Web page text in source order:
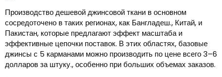
Производство дешевой джинсовой ткани в основном
сосредоточено в таких регионах, как Бангладеш., Китай, и
Пакистан, которые предлагают эффект масштаба и
эффективные цепочки поставок. В этих областях, базовые
джинсы с 5 карманами можно производить по цене всего 3–6
долларов за штуку., особенно при больших объемах заказов.